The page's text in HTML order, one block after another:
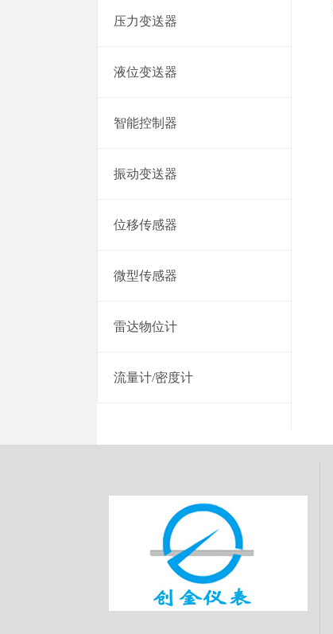
压力变送器
液位变送器
智能控制器
振动变送器
位移传感器
微型传感器
雷达物位计
流量计/密度计